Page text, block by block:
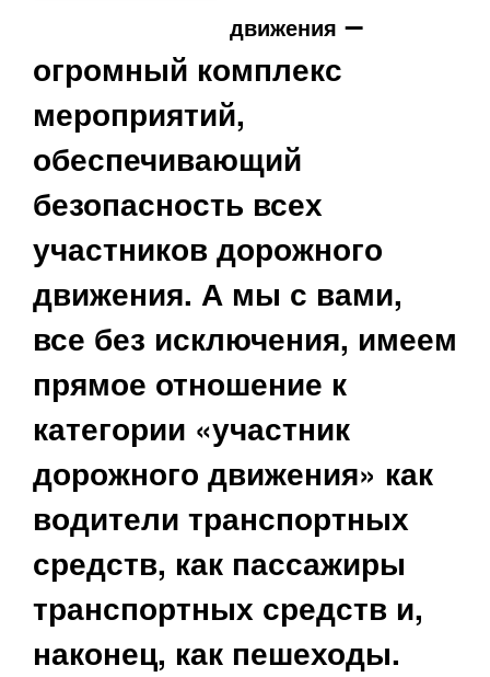
движения –
огромный комплекс
мероприятий,
обеспечивающий
безопасность всех
участников дорожного
движения. А мы с вами,
все без исключения, имеем
прямое отношение к
категории «участник
дорожного движения» как
водители транспортных
средств, как пассажиры
транспортных средств и,
наконец, как пешеходы.